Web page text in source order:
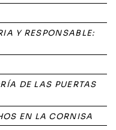
Y RESPONSABLE:
DE LAS PUERTAS
EN LA CORNISA